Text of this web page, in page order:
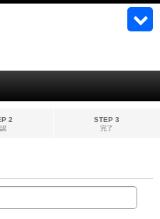
2
STEP 3
完了